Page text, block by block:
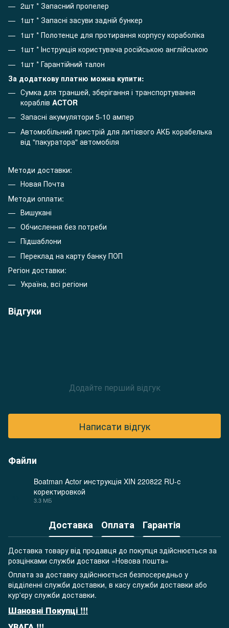
2шт * Запасний пропелер
1шт * Запасні засуви задній бункер
1шт * Полотенце для протирання корпусу кораболіка
1шт * Інструкція користувача російською англійською
1шт * Гарантійний талон
За додаткову платню можна купити:
Сумка для траншей, зберігання і транспортування
кораблів ACTOR
Запасні акумулятори 5-10 ампер
Автомобільний пристрій для литієвого АКБ корабелька
від "пакуратора" автомобіля
Методи доставки:
Новая Почта
Методи оплати:
Вишукані
Обчислення без потреби
Підшаблони
Переклад на карту банку ПОП
Регіон доставки:
Україна, всі регіони
Відгуки
Додайте перший відгук
Написати відгук
Файли
Boatman Actor инструкція XIN 220822 RU-с
коректировкой
3.3 МБ
Доставка Оплата Гарантія
Доставка товару від продавця до покупця здійснюється за
розцінками служби доставки «Новова пошта»
Оплата за доставку здійснюється безпосередньо у
відділенні служби доставки, в касу служби доставки або
кур'єру служби доставки.
Шановні Покупці !!!